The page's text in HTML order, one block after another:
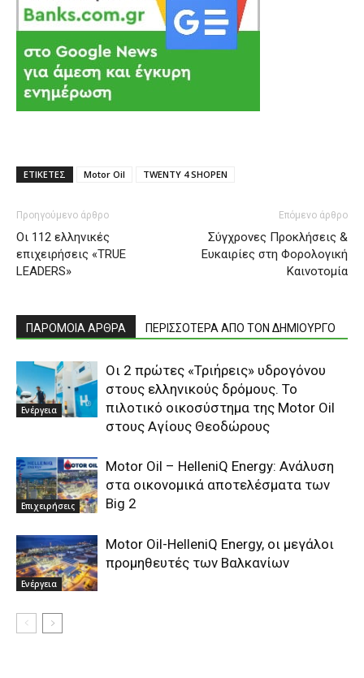
ΕΤΙΚΕΤΕΣ Motor Oil TWENTY 4 SHOPEN
Προηγούμενο άρθρο
Oι 112 ελληνικές
επιχειρήσεις «TRUE
LEADERS»
Επόμενο άρθρο
Σύγχρονες Προκλήσεις &
Ευκαιρίες στη Φορολογική
Καινοτομία
ΠΑΡΟΜΟΙΑ ΑΡΘΡΑ ΠΕΡΙΣΣΟΤΕΡΑ ΑΠΟ ΤΟΝ ΔΗΜΙΟΥΡΓΟ
Ενέργεια
Οι 2 πρώτες «Τριήρεις» υδρογόνου
στους ελληνικούς δρόμους. Το
πιλοτικό οικοσύστημα της Motor Oil
στους Αγίους Θεοδώρους
Επιχειρήσεις
Motor Oil – HelleniQ Energy: Ανάλυση
στα οικονομικά αποτελέσματα των
Big 2
Ενέργεια
Motor Oil-HelleniQ Energy, οι μεγάλοι
προμηθευτές των Βαλκανίων